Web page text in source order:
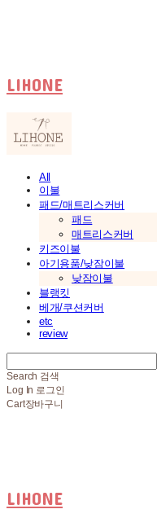
LIHONE
All
이불
패드/매트리스커버
패드
매트리스커버
키즈이불
아기용품/낮잠이불
낮잠이불
블랭킷
베개/쿠션커버
etc
review
Search 검색
Log In 로그인
Cart장바구니
LIHONE